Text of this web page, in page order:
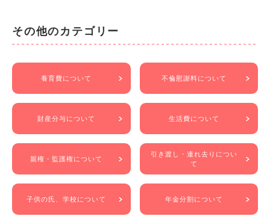
その他のカテゴリー
養育費について 不倫慰謝料について
財産分与について 生活費について
親権・監護権について
引き渡し・連れ去りについ
て
子供の氏、学校について 年金分割について